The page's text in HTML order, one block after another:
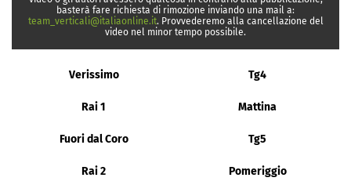
basterà fare richiesta di rimozione inviando una mail a:
team_verticali@italiaonline.it. Provvederemo alla cancellazione del
video nel minor tempo possibile.
Verissimo Tg4
Rai 1 Mattina
Fuori dal Coro Tg5
Rai 2 Pomeriggio